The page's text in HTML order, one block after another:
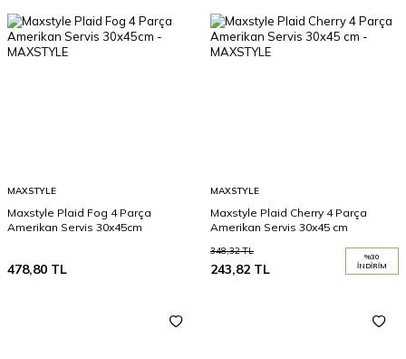
MAXSTYLE
Maxstyle Plaid Fog 4 Parça
Amerikan Servis 30x45cm
478,80 TL
MAXSTYLE
Maxstyle Plaid Cherry 4 Parça
Amerikan Servis 30x45 cm
348,32TL
243,82 TL
%30
İNDIRIM